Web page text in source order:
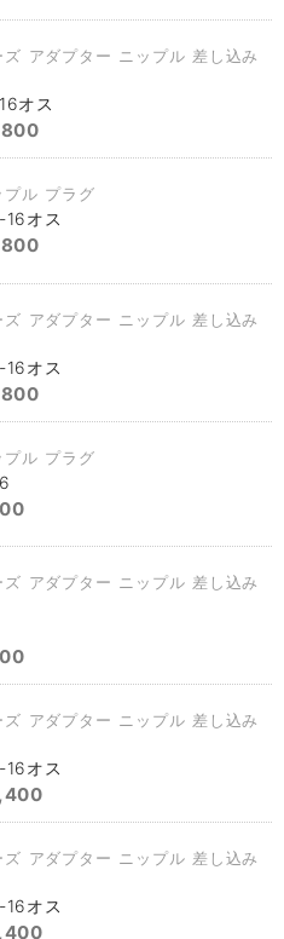
アダプター ニップル 差し込み
オス
プル プラグ
オス
アダプター ニップル 差し込み
オス
プル プラグ
アダプター ニップル 差し込み
アダプター ニップル 差し込み
オス
アダプター ニップル 差し込み
オス